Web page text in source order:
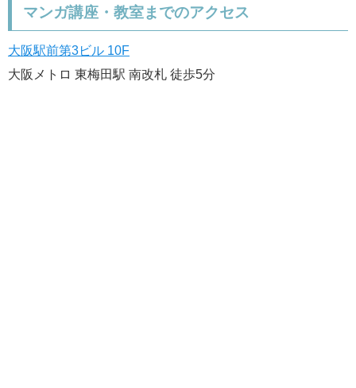
マンガ講座・教室までのアクセス
大阪駅前第3ビル 10F
大阪メトロ 東梅田駅 南改札 徒歩5分